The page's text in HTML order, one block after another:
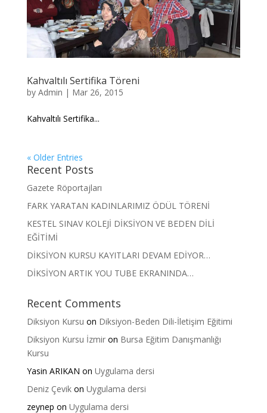
Kahvaltılı Sertifika Töreni
by Admin | Mar 26, 2015
Kahvaltılı Sertifika...
« Older Entries
Recent Posts
Gazete Röportajları
FARK YARATAN KADINLARIMIZ ÖDÜL TÖRENİ
KESTEL SINAV KOLEJİ DİKSİYON VE BEDEN DİLİ
EĞİTİMİ
DİKSİYON KURSU KAYITLARI DEVAM EDİYOR…
DİKSİYON ARTIK YOU TUBE EKRANINDA…
Recent Comments
Diksiyon Kursu on Diksiyon-Beden Dili-İletişim Eğitimi
Diksiyon Kursu İzmiron Bursa Eğitim Danışmanlığı
Kursu
Yasin ARIKAN on Uygulama dersi
Deniz Çevikon Uygulama dersi
zeynep on Uygulama dersi